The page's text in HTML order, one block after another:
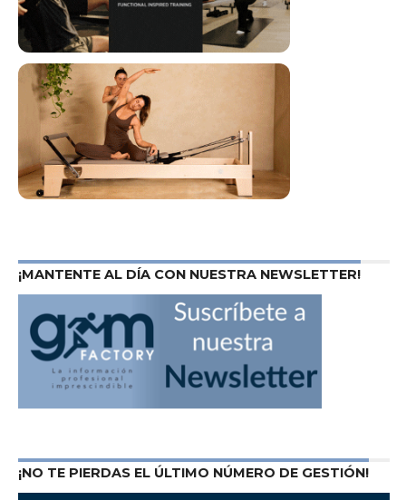
¡MANTENTE AL DÍA CON NUESTRA NEWSLETTER!
¡NO TE PIERDAS EL ÚLTIMO NÚMERO DE GESTIÓN!